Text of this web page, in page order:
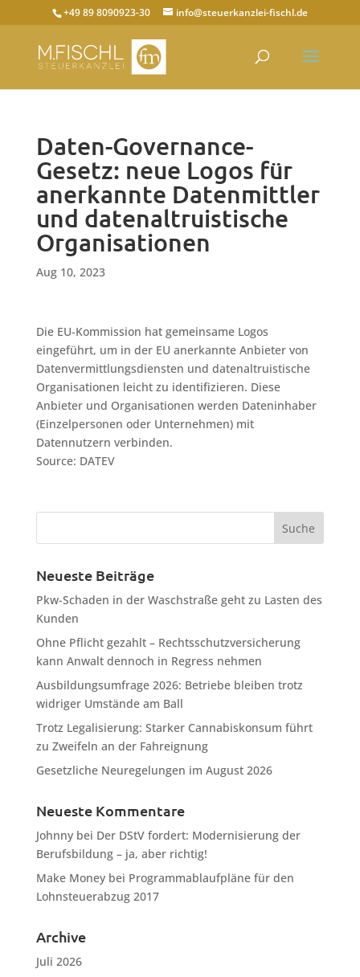
+49 89 8090923-30 info@steuerkanzlei-fischl.de
Daten-Governance-
Gesetz: neue Logos für
anerkannte Datenmittler
und datenaltruistische
Organisationen
Aug 10, 2023
Die EU-Kommission hat gemeinsame Logos
eingeführt, um in der EU anerkannte Anbieter von
Datenvermittlungsdiensten und datenaltruistische
Organisationen leicht zu identifizieren. Diese
Anbieter und Organisationen werden Dateninhaber
(Einzelpersonen oder Unternehmen) mit
Datennutzern verbinden.
Source: DATEV
Neueste Beiträge
Pkw-Schaden in der Waschstraße geht zu Lasten des
Kunden
Ohne Pflicht gezahlt – Rechtsschutzversicherung
kann Anwalt dennoch in Regress nehmen
Ausbildungsumfrage 2026: Betriebe bleiben trotz
widriger Umstände am Ball
Trotz Legalisierung: Starker Cannabiskonsum führt
zu Zweifeln an der Fahreignung
Gesetzliche Neuregelungen im August 2026
Neueste Kommentare
Johnnybei Der DStV fordert: Modernisierung der
Berufsbildung – ja, aber richtig!
Make Moneybei Programmablaufpläne für den
Lohnsteuerabzug 2017
Archive
Juli 2026